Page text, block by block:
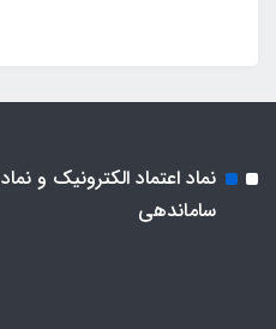
نماد اعتماد الکترونیک و نماد
ساماندهی